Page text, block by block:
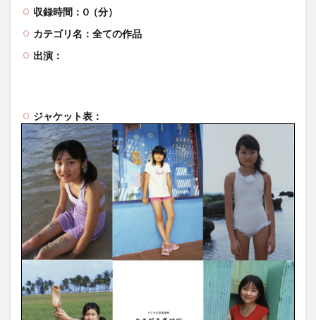
収録時間：0（分）
カテゴリ名：全ての作品
出演：
ジャケット表：